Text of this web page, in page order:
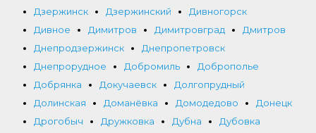
Дзержинск
Дзержинский
Дивногорск
Дивное
Димитров Димитровград
Дмитров
Днепродзержинск
Днепропетровск
Днепрорудное
Добромиль
Доброполье
Добрянка
Докучаевск
Долгопрудный
Долинская
Доманёвка Домодедово
Донецк
Дрогобыч
Дружковка Дубна
Дубовка